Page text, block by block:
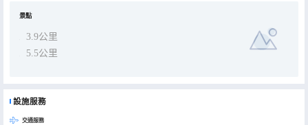
景點
3.9公里
5.5公里
設施服務
交通服務